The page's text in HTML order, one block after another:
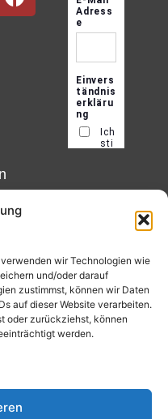
wir Technologien wie
und/oder darauf
zustimmst, können wir Daten
auf dieser Website verarbeiten.
oder zurückziehst, können
werden.
FH